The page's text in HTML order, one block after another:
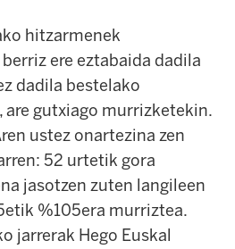
hitzarmenek
ere eztabaida dadila
dadila bestelako
are gutxiago murrizketekin.
ustez onartezina zen
52 urtetik gora
jasotzen zuten langileen
%105era murriztea.
jarrerak Hego Euskal